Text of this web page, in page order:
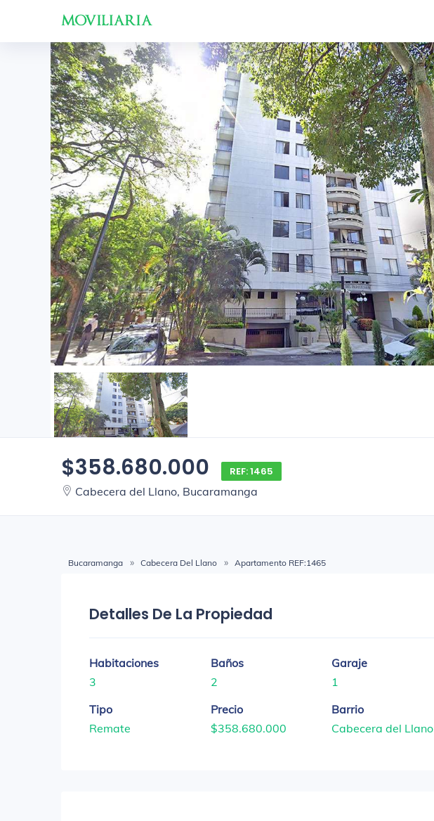
$358.680.000 REF: 1465
Cabecera del Llano, Bucaramanga
Bucaramanga Cabecera Del Llano Apartamento REF:1465
Detalles De La Propiedad
Habitaciones
3
Baños
2
Garaje
1
Tipo
Remate
Precio
$358.680.000
Barrio
Cabecera del Llano